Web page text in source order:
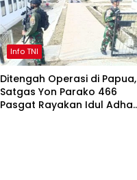
Info TNI
Ditengah Operasi di Papua,
Satgas Yon Parako 466
Pasgat Rayakan Idul Adha